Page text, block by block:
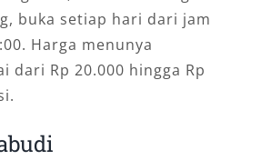
buka setiap hari dari jam
Harga menunya
dari Rp 20.000 hingga Rp